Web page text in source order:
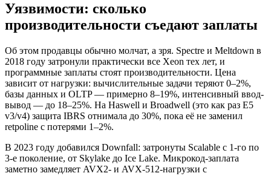
Уязвимости: сколько
производительности съедают заплаты
Об этом продавцы обычно молчат, а зря. Spectre и Meltdown в
2018 году затронули практически все Xeon тех лет, и
программные заплаты стоят производительности. Цена
зависит от нагрузки: вычислительные задачи теряют 0–2%,
базы данных и OLTP — примерно 8–19%, интенсивный ввод-
вывод — до 18–25%. На Haswell и Broadwell (это как раз E5
v3/v4) защита IBRS отнимала до 30%, пока её не заменил
retpoline с потерями 1–2%.
В 2023 году добавился Downfall: затронуты Scalable с 1-го по
3-е поколение, от Skylake до Ice Lake. Микрокод-заплата
заметно замедляет AVX2- и AVX-512-нагрузки с